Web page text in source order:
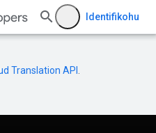
Identifikohu
Translation API